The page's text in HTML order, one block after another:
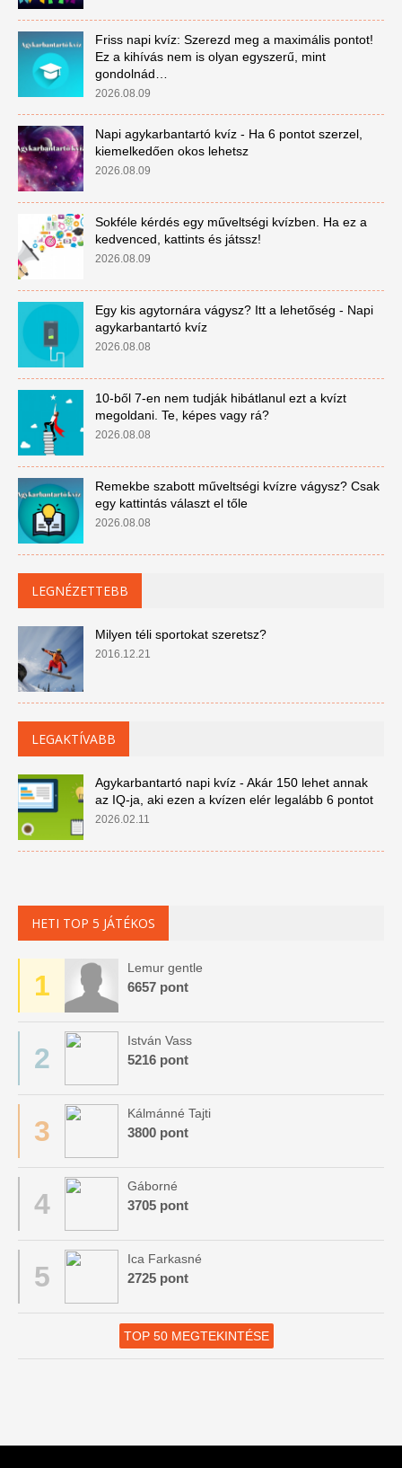
Friss napi kvíz: Szerezd meg a maximális pontot!
Ez a kihívás nem is olyan egyszerű, mint
gondolnád…
2026.08.09
Napi agykarbantartó kvíz - Ha 6 pontot szerzel,
kiemelkedően okos lehetsz
2026.08.09
Sokféle kérdés egy műveltségi kvízben. Ha ez a
kedvenced, kattints és játssz!
2026.08.09
Egy kis agytornára vágysz? Itt a lehetőség - Napi
agykarbantartó kvíz
2026.08.08
10-ből 7-en nem tudják hibátlanul ezt a kvízt
megoldani. Te, képes vagy rá?
2026.08.08
Remekbe szabott műveltségi kvízre vágysz? Csak
egy kattintás választ el tőle
2026.08.08
LEGNÉZETTEBB
Milyen téli sportokat szeretsz?
2016.12.21
LEGAKTÍVABB
Agykarbantartó napi kvíz - Akár 150 lehet annak
az IQ-ja, aki ezen a kvízen elér legalább 6 pontot
2026.02.11
HETI TOP 5 JÁTÉKOS
1
Lemur gentle
6657 pont
2
István Vass
5216 pont
3
Kálmánné Tajti
3800 pont
4
Gáborné
3705 pont
5
Ica Farkasné
2725 pont
TOP 50 MEGTEKINTÉSE